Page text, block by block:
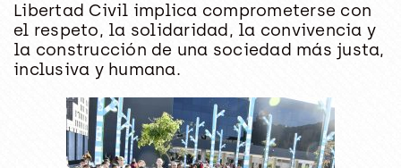
Libertad Civil implica comprometerse con
el respeto, la solidaridad, la convivencia y
la construcción de una sociedad más justa,
inclusiva y humana.